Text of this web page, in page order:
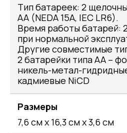
Тип батареек: 2
AA (NEDA 15A, IEC LR6).
Время работы батарей:
при нормальной
Другие совместимые
2 батарейки типа AA –
никель-метал-
кадмиевые NiCD
Размеры
7,6 см x 16,3 см x 3,6 см